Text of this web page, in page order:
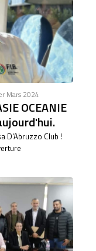
Mars 2024
OCEANIE
D'Abruzzo Club !